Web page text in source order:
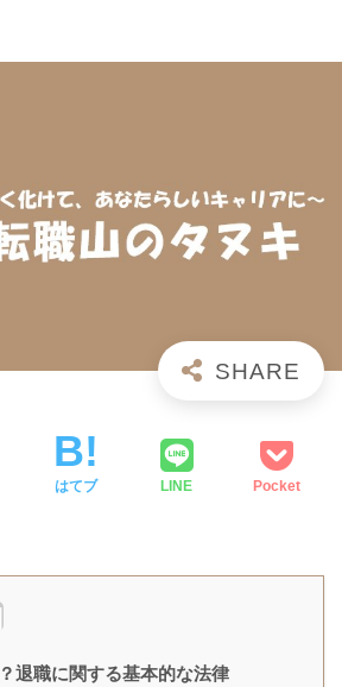
はてブ LINE Pocket
退職に関する基本的な法律